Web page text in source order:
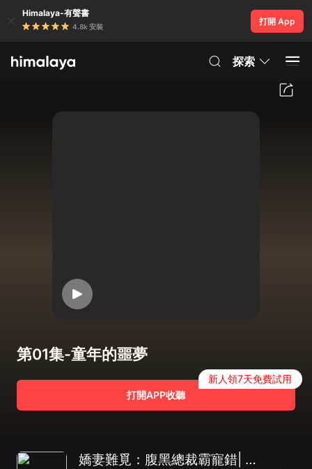
Himalaya-有聲書
4.8k 安裝
打開 App
探索
第01集-童年的噩夢
打開APP收聽
新人領7天免費試用
嬌妻難覓：腹黑總裁霸寵錯| 復仇爽文| 先婚后愛